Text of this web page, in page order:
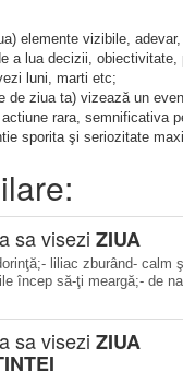
elemente vizibile,
a lua decizii, obiectivitate,
luni, marti etc;
de ziua ta) vizează un
rara, semnificativa
sporita şi seriozitate
sa visezi ZIUA
liliac zburând- calm
încep să-ţi meargă;- de
sa visezi ZIUA